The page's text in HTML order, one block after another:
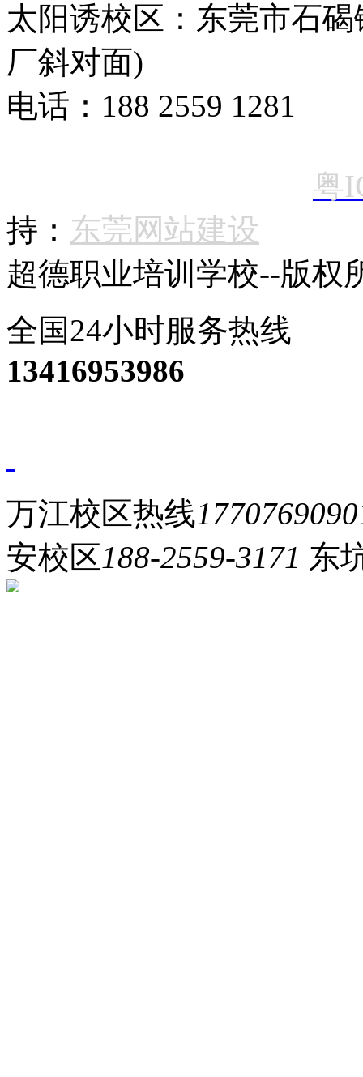
太阳诱校区：东莞市石
厂斜对面)
电话：188 2559 1281
粤
持： 东莞网站建设
超德职业培训学校--版权
全国24小时服务热线
13416953986
万江校区热线
安校区188-2559-3171 东